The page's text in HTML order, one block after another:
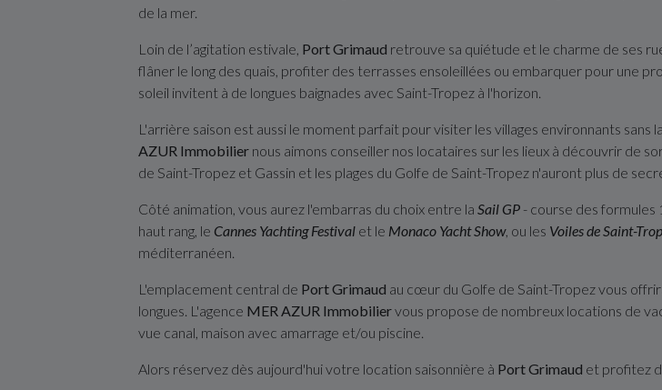
de la mer.
Loin de l’agitation estivale, Port Grimaud retrouve sa quiétude et le charme de ses
flâner le long des quais, profiter des terrasses ensoleillées ou embarquer pour une
soleil invitent à de longues baignades avec Saint-Tropez à l'horizon.
L'arrière saison est aussi le moment parfait pour visiter les villages environnants
AZUR Immobilier nous aimons conseiller nos locataires sur les lieux à découvrir de
de Saint-Tropez et Gassin et les plages du Golfe de Saint-Tropez n'auront plus de
Côté animation, vous aurez l'embarras du choix entre la Sail GP - course des formules
haut rang, le Cannes Yachting Festival et le Monaco Yacht Show, ou les Voiles de Saint-
méditerranéen.
L'emplacement central de Port Grimaud au cœur du Golfe de Saint-Tropez vous
longues. L'agence MER AZUR Immobiliervous propose de nombreux locations de
vue canal, maison avec amarrage et/ou piscine.
Alors réservez dès aujourd'hui votre location saisonnière à Port Grimaud et profitez